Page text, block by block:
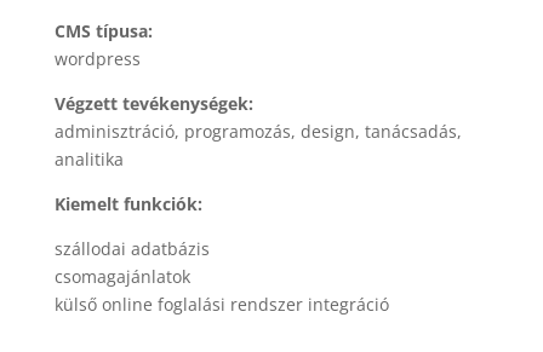
CMS típusa:
wordpress
Végzett tevékenységek:
adminisztráció, programozás, design, tanácsadás,
analitika
Kiemelt funkciók:
szállodai adatbázis
csomagajánlatok
külső online foglalási rendszer integráció